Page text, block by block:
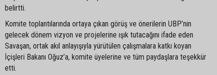
belirtti.
Komite toplantılarında ortaya çıkan görüş ve önerilerin UBP’nin
gelecek dönem vizyon ve projelerine ışık tutacağını ifade eden
Savaşan, ortak akıl anlayışıyla yürütülen çalışmalara katkı koyan
İçişleri Bakanı Oğuz’a, komite üyelerine ve tüm paydaşlara teşekkür
etti.